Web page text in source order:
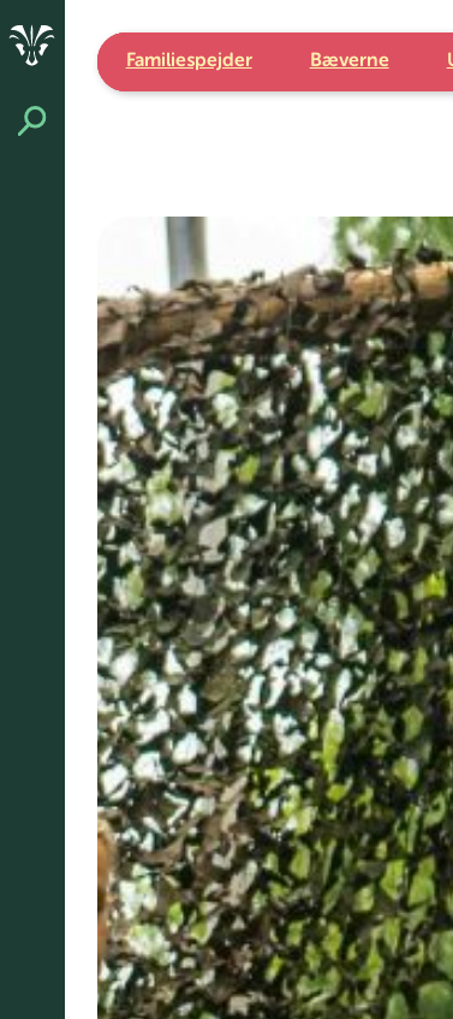
til
indhold
Familiespejder Bæverne